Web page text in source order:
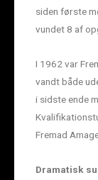
siden første
vundet 8 af
I 1962 var
vandt både
i sidste ende
Fremad
Dramatisk